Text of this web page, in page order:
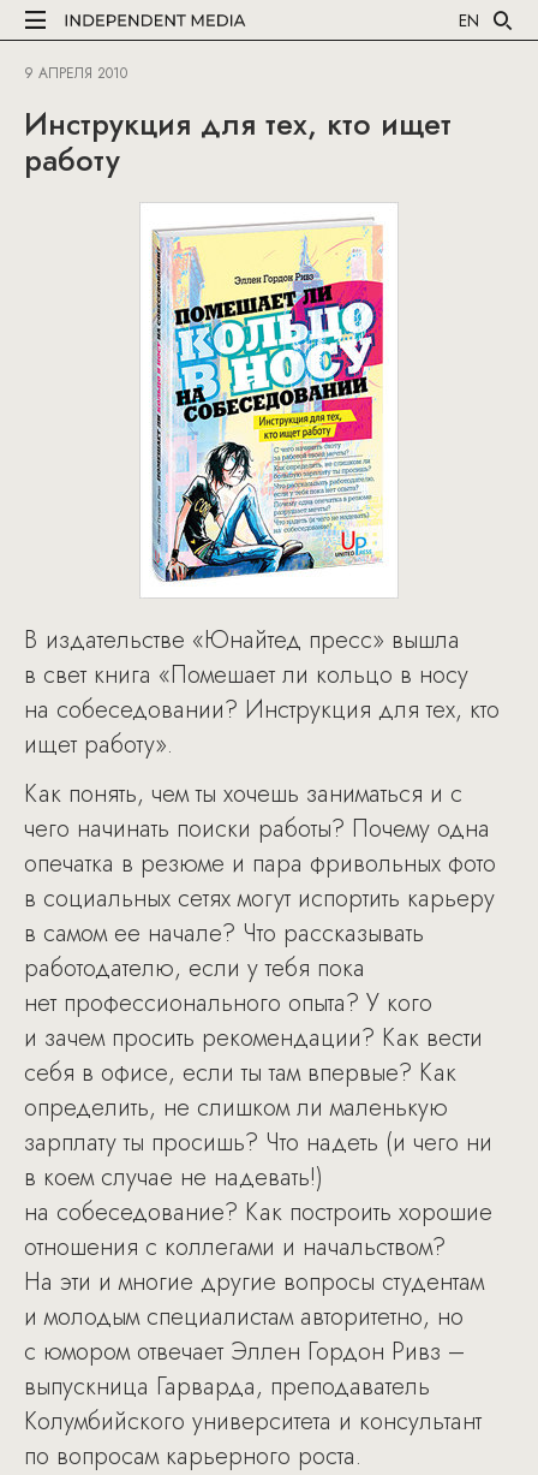
EN
9 АПРЕЛЯ 2010
Инструкция для тех, кто ищет
работу
В издательстве «Юнайтед пресс» вышла
в свет книга «Помешает ли кольцо в носу
на собеседовании? Инструкция для тех, кто
ищет работу».
Как понять, чем ты хочешь заниматься и с
чего начинать поиски работы? Почему одна
опечатка в резюме и пара фривольных фото
в социальных сетях могут испортить карьеру
в самом ее начале? Что рассказывать
работодателю, если у тебя пока
нет профессионального опыта? У кого
и зачем просить рекомендации? Как вести
себя в офисе, если ты там впервые? Как
определить, не слишком ли маленькую
зарплату ты просишь? Что надеть (и чего ни
в коем случае не надевать!)
на собеседование? Как построить хорошие
отношения с коллегами и начальством?
На эти и многие другие вопросы студентам
и молодым специалистам авторитетно, но
с юмором отвечает Эллен Гордон Ривз –
выпускница Гарварда, преподаватель
Колумбийского университета и консультант
по вопросам карьерного роста.